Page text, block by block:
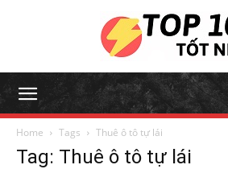
Home Tags Thuê ô tô tự lái
Tag: Thuê ô tô tự lái